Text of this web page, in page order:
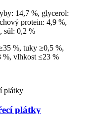
14,7 %, glycerol:
protein: 4,9 %,
sůl: 0,2 %
%, tuky ≥0,5 %,
%, vlhkost ≤23 %
plátky